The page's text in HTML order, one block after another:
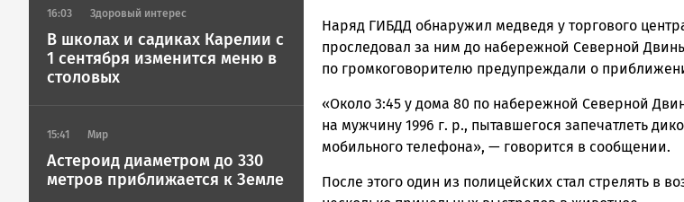
16:03 Здоровый интерес
В школах и садиках Карелии с
1 сентября изменится меню в
столовых
15:41 Мир
Астероид диаметром до 330
метров приближается к Земле
|
Петрозаводск
ГОВОРИТ
Наряд ГИБДД обнаружил медведя у торгового
проследовал за ним до набережной Северной
по громкоговорителю предупреждали о
«Около 3:45 у дома 80 по набережной Северной
на мужчину 1996 г. р., пытавшегося запечатлеть
мобильного телефона», — говорится в сообщении.
После этого один из полицейских стал стрелять в